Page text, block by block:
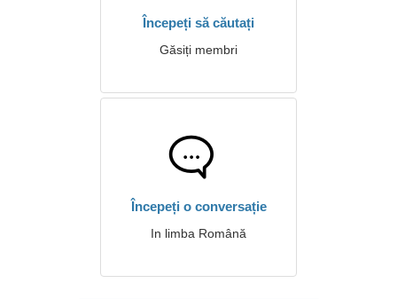
Începeți să căutați
Găsiți membri
Începeți o conversație
In limba Română